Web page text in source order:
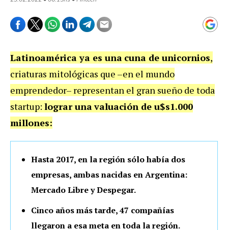
Latinoamérica ya es una cuna de unicornios,
criaturas mitológicas que –en el mundo
emprendedor– representan el gran sueño de toda
startup: lograr unavaluación de u$s1.000
millones:
Hasta 2017, en la región sólo había dos
empresas, ambas nacidas en Argentina:
Mercado Libre y Despegar.
Cinco años más tarde, 47 compañías
llegaron a esa meta en toda la región.